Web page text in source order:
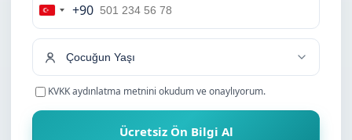
Turkey
+90
+90
KVKK aydınlatma metnini okudum ve onaylıyorum.
Ücretsiz Ön Bilgi Al